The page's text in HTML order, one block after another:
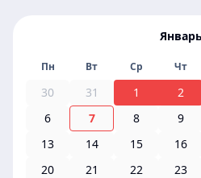
Январь
Пн Вт Ср Чт
30 31 1 2
6
7 8 9
13
14 15 16
20
21 22 23